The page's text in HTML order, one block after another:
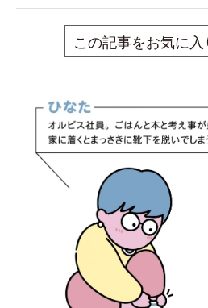
この記事をお気に